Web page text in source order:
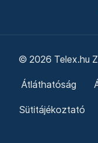
© 2026 Telex.hu
Átláthatóság
Sütitájékoztató